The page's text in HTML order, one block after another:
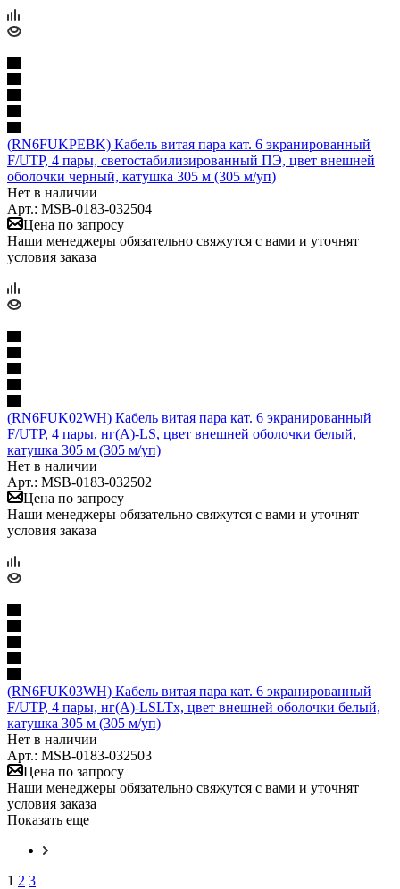
(RN6FUKPEBK) Кабель витая пара кат. 6 экранированный
F/UTP, 4 пары, светостабилизированный ПЭ, цвет внешней
оболочки черный, катушка 305 м (305 м/уп)
Нет в наличии
Арт.: MSB-0183-032504
Цена по запросу
Наши менеджеры обязательно свяжутся с вами и уточнят
условия заказа
(RN6FUK02WH) Кабель витая пара кат. 6 экранированный
F/UTP, 4 пары, нг(А)-LS, цвет внешней оболочки белый,
катушка 305 м (305 м/уп)
Нет в наличии
Арт.: MSB-0183-032502
Цена по запросу
Наши менеджеры обязательно свяжутся с вами и уточнят
условия заказа
(RN6FUK03WH) Кабель витая пара кат. 6 экранированный
F/UTP, 4 пары, нг(А)-LSLTx, цвет внешней оболочки белый,
катушка 305 м (305 м/уп)
Нет в наличии
Арт.: MSB-0183-032503
Цена по запросу
Наши менеджеры обязательно свяжутся с вами и уточнят
условия заказа
Показать еще
1 2 3